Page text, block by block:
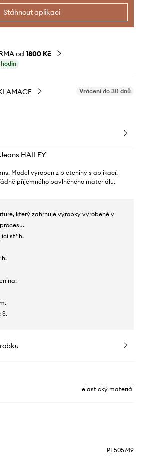
Stáhnout aplikaci
od 1800 Kč
Vrácení do 30 dnů
HAILEY
Model vyroben z pleteniny s aplikací.
příjemného bavlněného materiálu.
který zahrnuje výrobky vyrobené v
střih.
elastický materiál
PL505749